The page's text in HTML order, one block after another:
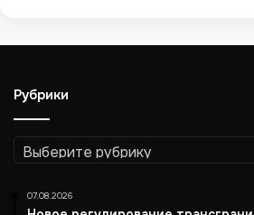
Рубрики
Рубрики
07.08.2026